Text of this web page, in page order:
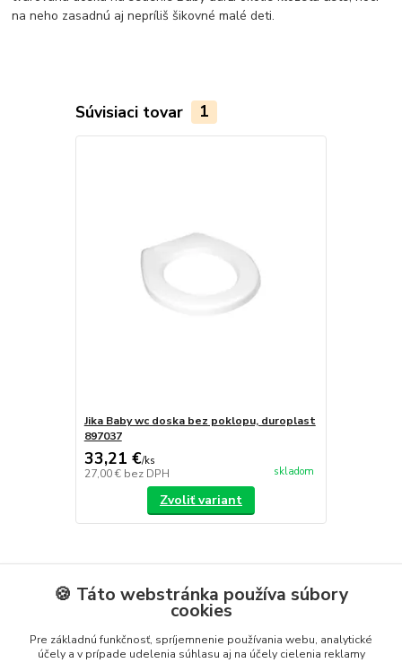
na neho zasadnú aj nepríliš šikovné malé deti.
Súvisiaci tovar 1
Jika Baby wc doska bez poklopu, duroplast
897037
33,21 €/ks
27,00 € bez DPH skladom
Zvoliť variant
Tovar zaradený v kategóriách
Klozety, WC kombi
🍪 Táto webstránka používa súbory
cookies
Pre základnú funkčnosť, spríjemnenie používania webu, analytické
účely a v prípade udelenia súhlasu aj na účely cielenia reklamy